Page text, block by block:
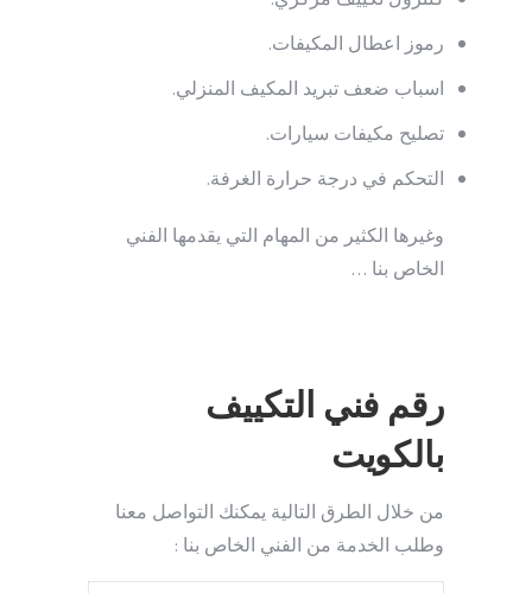
رموز اعطال المكيفات.
اسباب ضعف تبريد المكيف المنزلي.
تصليح مكيفات سيارات.
التحكم في درجة حرارة الغرفة.
وغيرها الكثير من المهام التي يقدمها الفني
الخاص بنا …
رقم فني التكييف
بالكويت
من خلال الطرق التالية يمكنك التواصل معنا
وطلب الخدمة من الفني الخاص بنا :